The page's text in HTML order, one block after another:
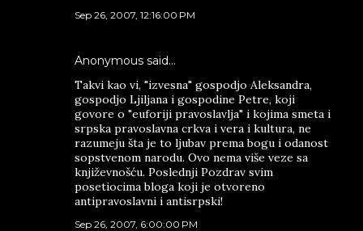
Sep 26, 2007, 12:16:00 PM
Anonymous said…
Takvi kao vi, "izvesna" gospodjo Aleksandra,
gospodjo Ljiljana i gospodine Petre, koji
govore o "euforiji pravoslavlja" i kojima smeta i
srpska pravoslavna crkva i vera i kultura, ne
razumeju šta je to ljubav prema bogu i odanost
sopstvenom narodu. Ovo nema više veze sa
književnošću. Poslednji Pozdrav svim
posetiocima bloga koji je otvoreno
antipravoslavni i antisrpski!
Sep 26, 2007, 6:00:00 PM